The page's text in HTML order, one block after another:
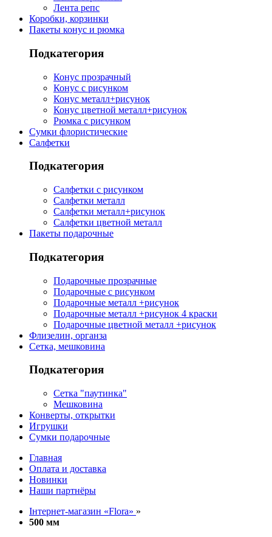
Лента репс
Коробки, корзинки
Пакеты конус и рюмка
Подкатегория
Конус прозрачный
Конус с рисунком
Конус металл+рисунок
Конус цветной металл+рисунок
Рюмка с рисунком
Сумки флористические
Салфетки
Подкатегория
Салфетки с рисунком
Салфетки металл
Салфетки металл+рисунок
Салфетки цветной металл
Пакеты подарочные
Подкатегория
Подарочные прозрачные
Подарочные с рисунком
Подарочные металл +рисунок
Подарочные металл +рисунок 4 краски
Подарочные цветной металл +рисунок
Флизелин, органза
Сетка, мешковина
Подкатегория
Сетка "паутинка"
Мешковина
Конверты, открытки
Игрушки
Сумки подарочные
Главная
Оплата и доставка
Новинки
Наши партнёры
Інтернет-магазин «Flora» »
500 мм